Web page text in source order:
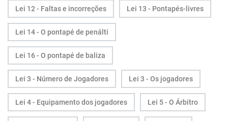
Lei 12 - Faltas e incorreções Lei 13 - Pontapés-livres
Lei 14 - O pontapé de penálti
Lei 16 - O pontapé de baliza
Lei 3 - Número de Jogadores Lei 3 - Os jogadores
Lei 4 - Equipamento dos jogadores Lei 5 - O Árbitro